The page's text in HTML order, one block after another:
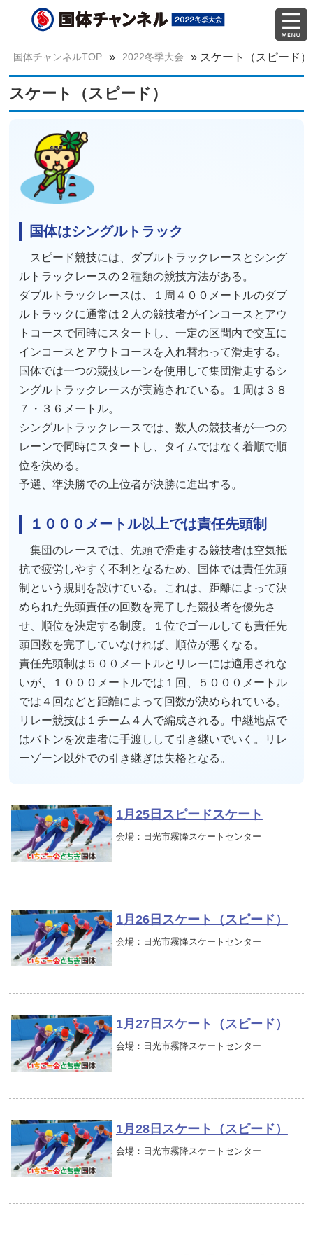
国体チャンネルTOP » 2022冬季大会 » スケート（スピード）
スケート（スピード）
国体はシングルトラック
スピード競技には、ダブルトラックレースとシング
ルトラックレースの２種類の競技方法がある。
ダブルトラックレースは、１周４００メートルのダブ
ルトラックに通常は２人の競技者がインコースとアウ
トコースで同時にスタートし、一定の区間内で交互に
インコースとアウトコースを入れ替わって滑走する。
国体では一つの競技レーンを使用して集団滑走するシ
ングルトラックレースが実施されている。１周は３８
７・３６メートル。
シングルトラックレースでは、数人の競技者が一つの
レーンで同時にスタートし、タイムではなく着順で順
位を決める。
予選、準決勝での上位者が決勝に進出する。
１０００メートル以上では責任先頭制
集団のレースでは、先頭で滑走する競技者は空気抵
抗で疲労しやすく不利となるため、国体では責任先頭
制という規則を設けている。これは、距離によって決
められた先頭責任の回数を完了した競技者を優先さ
せ、順位を決定する制度。１位でゴールしても責任先
頭回数を完了していなければ、順位が悪くなる。
責任先頭制は５００メートルとリレーには適用されな
いが、１０００メートルでは１回、５０００メートル
では４回などと距離によって回数が決められている。
リレー競技は１チーム４人で編成される。中継地点で
はバトンを次走者に手渡しして引き継いでいく。リレ
ーゾーン以外での引き継ぎは失格となる。
1月25日スピードスケート
会場：日光市霧降スケートセンター
1月26日スケート（スピード）
会場：日光市霧降スケートセンター
1月27日スケート（スピード）
会場：日光市霧降スケートセンター
1月28日スケート（スピード）
会場：日光市霧降スケートセンター